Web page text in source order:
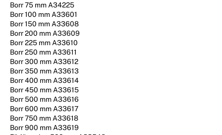
Borr 75 mm A34225
Borr 100 mm A33601
Borr 150 mm A33608
Borr 200 mm A33609
Borr 225 mm A33610
Borr 250 mm A33611
Borr 300 mm A33612
Borr 350 mm A33613
Borr 400 mm A33614
Borr 450 mm A33615
Borr 500 mm A33616
Borr 600 mm A33617
Borr 750 mm A33618
Borr 900 mm A33619